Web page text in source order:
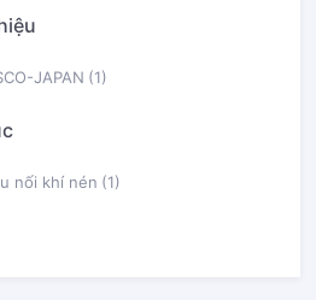
JAPAN (1)
nối khí nén (1)